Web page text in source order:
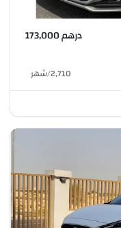
درهم 173,000
2,710
/شهر